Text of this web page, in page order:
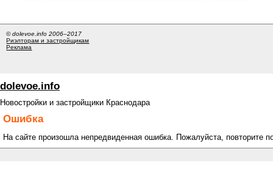
© dolevoe.info 2006–2017
Риэлторам и застройщикам
Реклама
dolevoe.info
Новостройки и застройщики Краснодара
Ошибка
На сайте произошла непредвиденная ошибка. Пожалуйста, повторите